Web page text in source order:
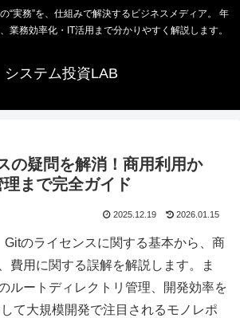
“実務”を、仕組みで解決するビジネスメディア。 年
業務効率化・IT活用まで分かりやすく解説します。
システム投資LAB
の疑問を解消！商用利用か
まで完全ガイド
2025.12.19 2026.01.15
Gitのライセンスに関する基本から、商
費用に関する誤解を解説します。ま
ルートディレクトリ管理、開発効率を
て大規模開発で注目されるモノレポ